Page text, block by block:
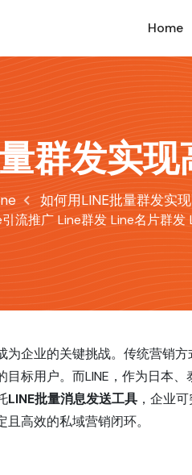
Home
群发实
如何用LINE批量群发实
流推广 Line群发 Line名片群发
企业的关键挑战。传统营销
标用户。而LINE，作为日本、
LINE批量消息发送工具，企业
高效的私域营销闭环。